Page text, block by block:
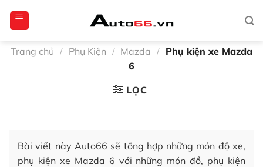
qua
dungTrang chủ / Phụ Kiện / Mazda / Phụ kiện xe Mazda
6
LỌC
Bài viết này Auto66 sẽ tổng hợp những món độ xe,
phụ kiện xe Mazda 6 với những món đồ, phụ kiện